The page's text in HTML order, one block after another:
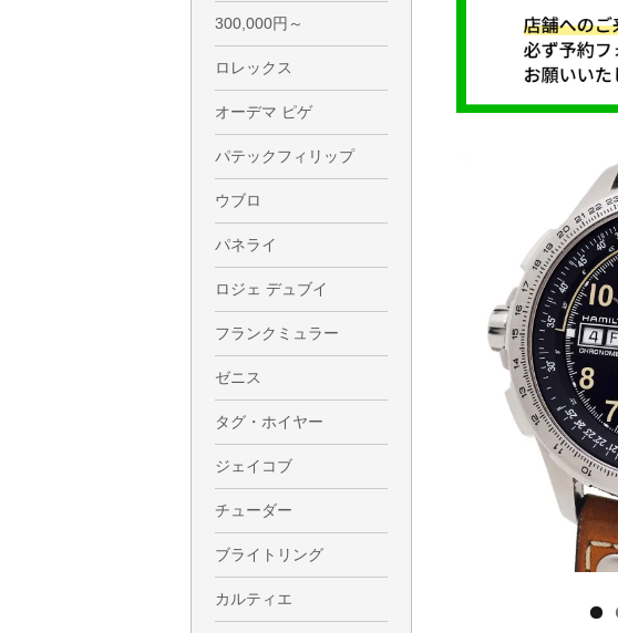
300,000円～
ロレックス
オーデマ ピゲ
パテックフィリップ
ウブロ
パネライ
ロジェ デュブイ
フランクミュラー
ゼニス
タグ・ホイヤー
ジェイコブ
チューダー
ブライトリング
カルティエ